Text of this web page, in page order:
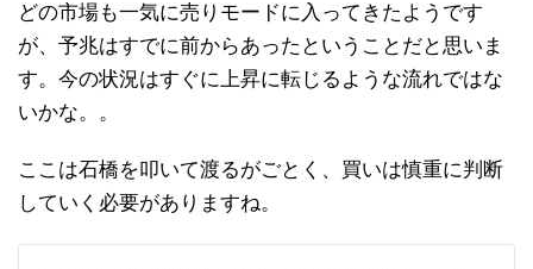
どの市場も一気に売りモードに入ってきたようです
が、予兆はすでに前からあったということだと思いま
す。今の状況はすぐに上昇に転じるような流れではな
いかな。。
ここは石橋を叩いて渡るがごとく、買いは慎重に判断
していく必要がありますね。